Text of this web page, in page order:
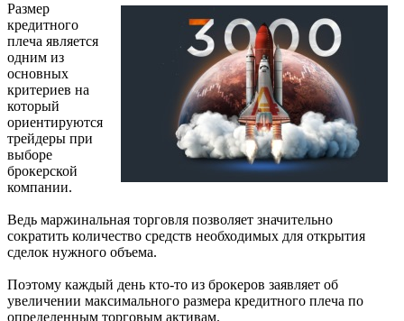
Размер
кредитного
плеча является
одним из
основных
критериев на
который
ориентируются
трейдеры при
выборе
брокерской
компании.
Ведь маржинальная торговля позволяет значительно
сократить количество средств необходимых для открытия
сделок нужного объема.
Поэтому каждый день кто-то из брокеров заявляет об
увеличении максимального размера кредитного плеча по
определенным торговым активам.